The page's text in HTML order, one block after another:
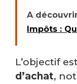
A
Impôts :
L’objectif
d’achat,